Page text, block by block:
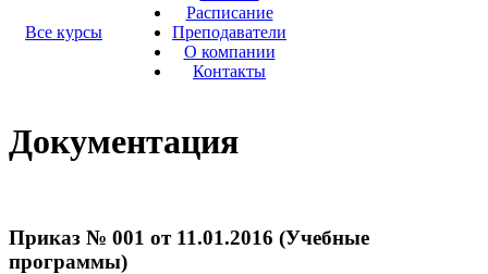
Все курсы
Расписание
Преподаватели
О компании
Контакты
Документация
Приказ № 001 от 11.01.2016 (Учебные
программы)